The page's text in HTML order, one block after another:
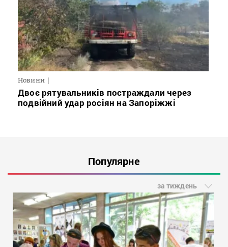
Новини
Двоє рятувальників постраждали через
подвійний удар росіян на Запоріжжі
Популярне
за тиждень